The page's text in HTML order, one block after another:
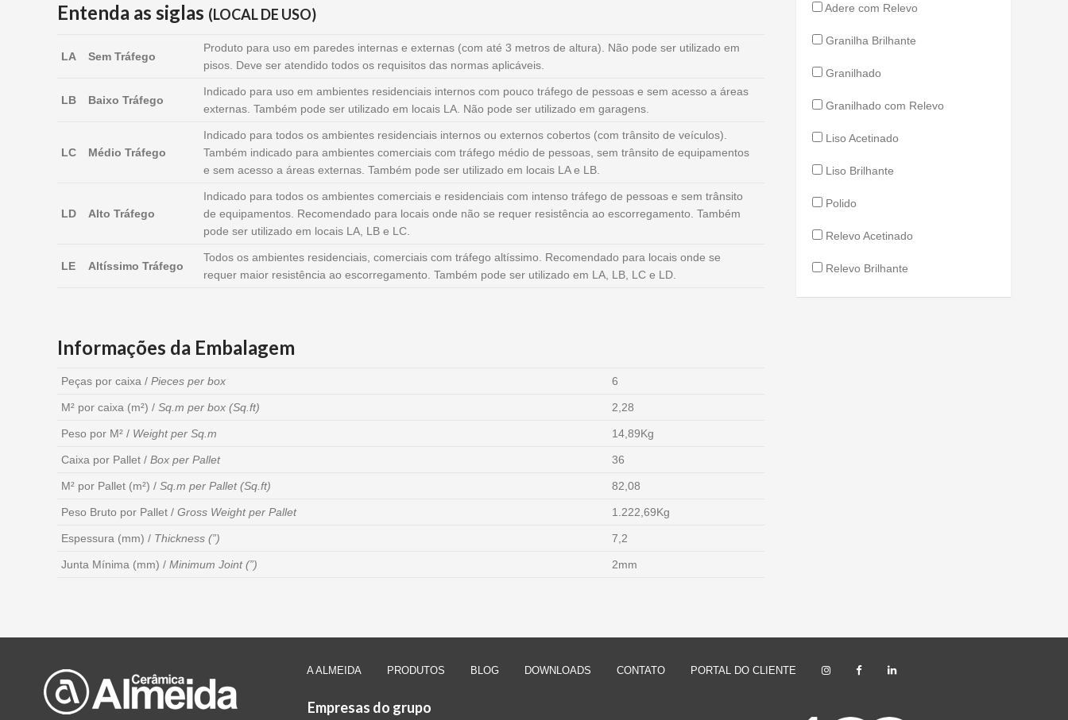
Entenda as siglas (LOCAL DE USO)
LA Sem Tráfego
Produto para uso em paredes internas e externas (com até 3 metros de altura). Não pode ser utilizado em
pisos. Deve ser atendido todos os requisitos das normas aplicáveis.
LB Baixo Tráfego
Indicado para uso em ambientes residenciais internos com pouco tráfego de pessoas e sem acesso a áreas
externas. Também pode ser utilizado em locais LA. Não pode ser utilizado em garagens.
LC Médio Tráfego
Indicado para todos os ambientes residenciais internos ou externos cobertos (com trânsito de veículos).
Também indicado para ambientes comerciais com tráfego médio de pessoas, sem trânsito de equipamentos
e sem acesso a áreas externas. Também pode ser utilizado em locais LA e LB.
LD Alto Tráfego
Indicado para todos os ambientes comerciais e residenciais com intenso tráfego de pessoas e sem trânsito
de equipamentos. Recomendado para locais onde não se requer resistência ao escorregamento. Também
pode ser utilizado em locais LA, LB e LC.
LE Altíssimo Tráfego
Todos os ambientes residenciais, comerciais com tráfego altíssimo. Recomendado para locais onde se
requer maior resistência ao escorregamento. Também pode ser utilizado em LA, LB, LC e LD.
Informações da Embalagem
Peças por caixa / Pieces per box 6
M² por caixa (m²) / Sq.m per box (Sq.ft) 2,28
Peso por M² / Weight per Sq.m 14,89Kg
Caixa por Pallet / Box per Pallet 36
M² por Pallet (m²) / Sq.m per Pallet (Sq.ft) 82,08
Peso Bruto por Pallet / Gross Weight per Pallet 1.222,69Kg
Espessura (mm) / Thickness (”) 7,2
Junta Mínima (mm) / Minimum Joint (”) 2mm
Adere com Relevo
Granilha Brilhante
Granilhado
Granilhado com Relevo
Liso Acetinado
Liso Brilhante
Polido
Relevo Acetinado
Relevo Brilhante
A ALMEIDA PRODUTOS BLOG DOWNLOADS CONTATO PORTAL DO CLIENTE
Empresas do grupo